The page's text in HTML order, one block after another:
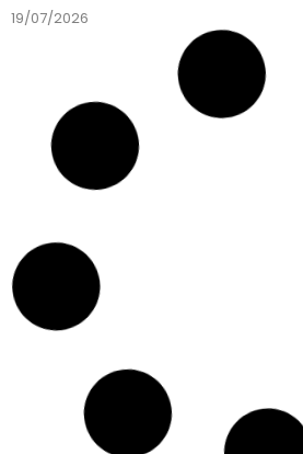
19/07/2026
EV KLUB POLSKA
Wakacyjne wojaże na
„Elektrykiem” na
Ekonomicznie i bez
18/07/2026
Autonomia jazdy
Tesla ma już dobrego
czas na autonomię FSD